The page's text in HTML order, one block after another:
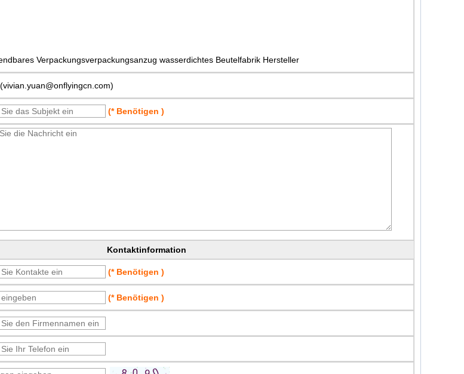
Verpackungsverpackungsanzug wasserdichtes Beutelfabrik Hersteller
(* Benötigen )
Kontaktinformation
(* Benötigen )
(* Benötigen )